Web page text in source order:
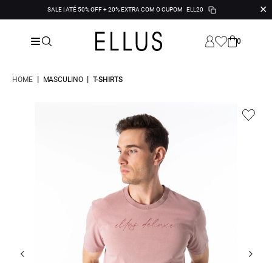
SALE | ATÉ 50% OFF + 20% EXTRA COM O CUPOM ELL20 ✕
0
HOME | MASCULINO | T-SHIRTS